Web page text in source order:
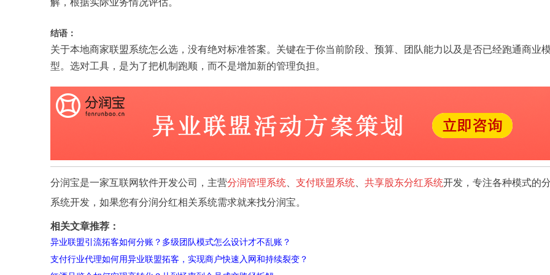
解，根据实际业务情况评估。
结语：
关于本地商家联盟系统怎么选，没有绝对标准答案。关键在于你当前阶段、预算、团队能力以及是否已经跑通商业
型。选对工具，是为了把机制跑顺，而不是增加新的管理负担。
分润宝是一家互联网软件开发公司，主营分润管理系统 支付联盟系统 共享股东分红系统开发，专注各种模式的
系统开发，如果您有分润分红相关系统需求就来找分润宝。
相关文章推荐：
异业联盟引流拓客如何分账？多级团队模式怎么设计才不乱账？
支付行业代理如何用异业联盟拓客，实现商户快速入网和持续裂变？